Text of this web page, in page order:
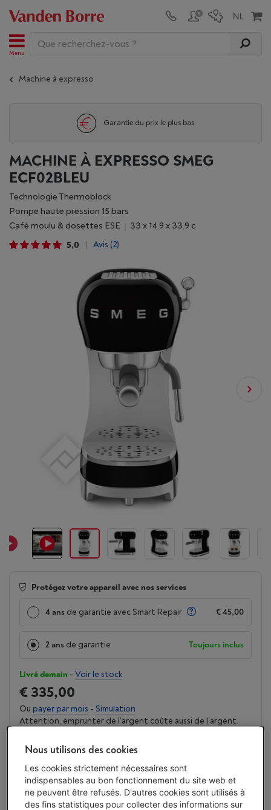
Menu
Machine à expresso
Un service après-vente sans pareil
MACHINE À EXPRESSO SMEG
ECF02BLEU
Technologie Thermoblock
pompe haute pression 15 bars
café moulu & dosettes ESE
33 x 14.9 x 33.9 c
5,0
Avis (2)
Protégez votre appareil avec nos services
4 ans de garantie avec Smart Repair € 45,00
2 ans de garantie Toujours inclus
Livré demain - Voir le stock
€ 335,00
Ou payer par mois - Simulation
Attention, emprunter de l'argent coûte aussi de l'argent.
J'achète
Comparer
Nous utilisons des cookies
Les cookies strictement nécessaires sont
indispensables au bon fonctionnement du site web et
ne peuvent être refusés. D'autres cookies sont utilisés à
des fins statistiques pour collecter des informations sur